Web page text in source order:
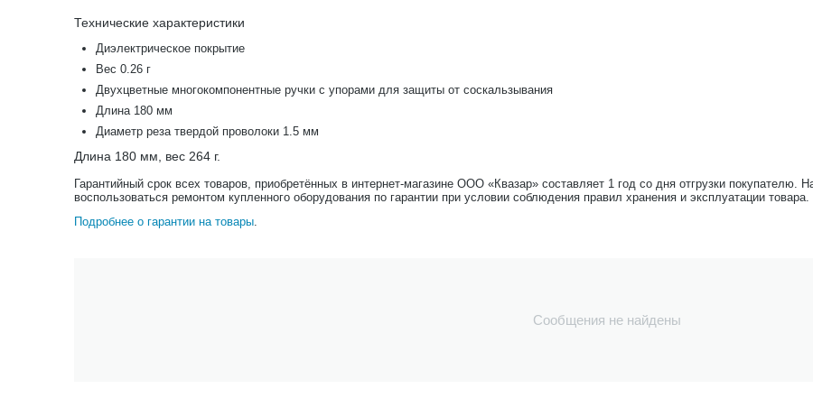
Технические характеристики
Диэлектрическое покрытие
Вес 0.26 г
Двухцветные многокомпонентные ручки с упорами для защиты от соскальзывания
Длина 180 мм
Диаметр реза твердой проволоки 1.5 мм
Длина 180 мм, вес 264 г.
Гарантийный срок всех товаров, приобретённых в интернет-магазине ООО «Квазар» составляет 1 год со дня отгрузки покупателю.
воспользоваться ремонтом купленного оборудования по гарантии при условии соблюдения правил хранения и эксплуатации товара.
Подробнее о гарантии на товары
Сообщения не найдены